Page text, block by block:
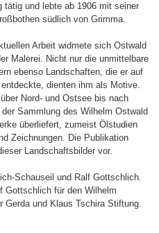
tätig und lebte ab 1906 mit seiner
südlich von Grimma.
Arbeit widmete sich Ostwald
Malerei. Nicht nur die unmittelbare
ebenso Landschaften, die er auf
dienten ihm als Motive.
Nord- und Ostsee bis nach
Sammlung des Wilhelm Ostwald
überliefert, zumeist Ölstudien
Zeichnungen. Die Publikation
Landschaftsbilder vor.
Schauseil und Ralf Gottschlich.
Gottschlich für den Wilhelm
Gerda und Klaus Tschira Stiftung.